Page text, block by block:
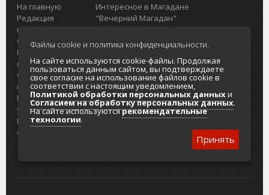
На главную
Редакция
портала
О проекте
Реклама на
портале
Отзывы и
предложения
Интернет-
услуги
Разработка
сайтов
Интересное в Магадане
"Вечерний Магадан"
Городская доска объявлений
Реклама
Главный туристический портал
Колымы
Политика в отношении обработки
персональных данных
Согласие на обработку персональных
данных
Файлы cookie и политика конфиденциальности.
На сайте используются cookie-файлы. Продолжая
пользоваться данным сайтом, вы подтверждаете
свое согласие на использование файлов cookie в
соответствии с настоящим уведомлением,
Политикой обработки персональных данныхи
Согласием на обработку персональных данных.
На сайте используютсярекомендательные
технологии.
Принять